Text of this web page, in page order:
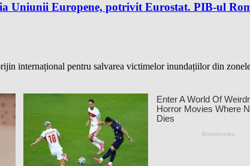
Uniunii Europene, potrivit Eurostat. PIB-ul
internațional pentru salvarea victimelor inundațiilor din